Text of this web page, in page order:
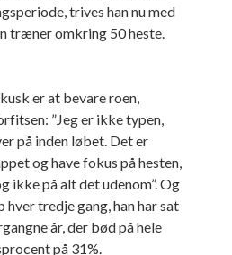
trives han nu med
træner omkring 50 heste.
er at bevare roen,
”Jeg er ikke typen,
på inden løbet. Det er
og have fokus på hesten,
ikke på alt det udenom”. Og
hver tredje gang, han har sat
år, der bød på hele
på 31%.